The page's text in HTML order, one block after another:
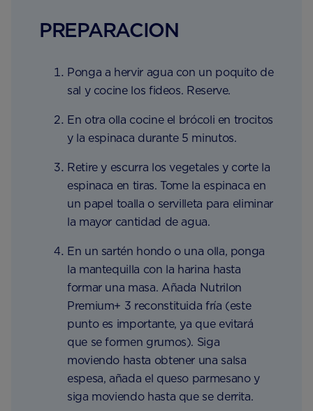
PREPARACION
Ponga a hervir agua con un poquito de
sal y cocine los fideos. Reserve.
En otra olla cocine el brócoli en trocitos
y la espinaca durante 5 minutos.
Retire y escurra los vegetales y corte la
espinaca en tiras. Tome la espinaca en
un papel toalla o servilleta para eliminar
la mayor cantidad de agua.
En un sartén hondo o una olla, ponga
la mantequilla con la harina hasta
formar una masa. Añada Nutrilon
Premium+ 3 reconstituida fría (este
punto es importante, ya que evitará
que se formen grumos). Siga
moviendo hasta obtener una salsa
espesa, añada el queso parmesano y
siga moviendo hasta que se derrita.